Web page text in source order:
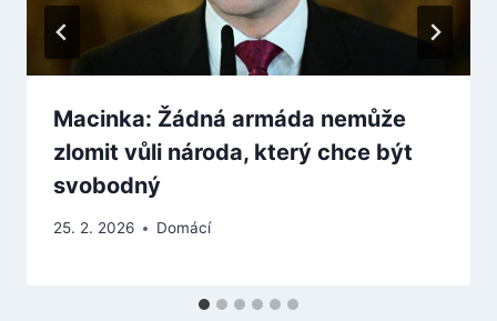
Macinka: Žádná armáda nemůže
zlomit vůli národa, který chce být
svobodný
25. 2. 2026 Domácí